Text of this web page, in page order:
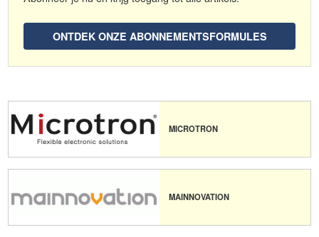
ONTDEK ONZE ABONNEMENTSFORMULES
MICROTRON
MAINNOVATION